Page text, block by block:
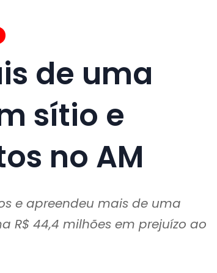
de uma
sítio e
no AM
e apreendeu mais de uma
R$ 44,4 milhões em prejuízo ao